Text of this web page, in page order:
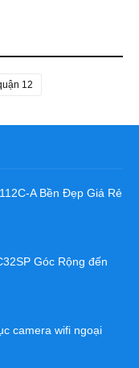
12
A Bền Đẹp Giá Rẻ
Góc Rộng đến
camera wifi ngoại